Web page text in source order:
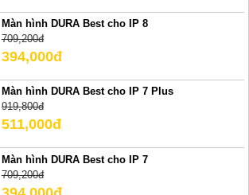
Màn hình DURA Best cho IP 8
709,200đ
394,000đ
Màn hình DURA Best cho IP 7 Plus
919,800đ
511,000đ
Màn hình DURA Best cho IP 7
709,200đ